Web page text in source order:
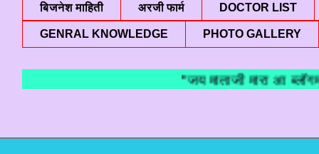
बिजनेश माहिती अरजी फार्म DOCTOR LIST
GENRAL KNOWLEDGE PHOTO GALLERY
"जय माताजी मारा